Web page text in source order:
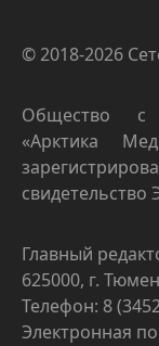
© 2018-2026
Общество с
«Арктика
Главный
625000, г.
Телефон: 8
Электронная